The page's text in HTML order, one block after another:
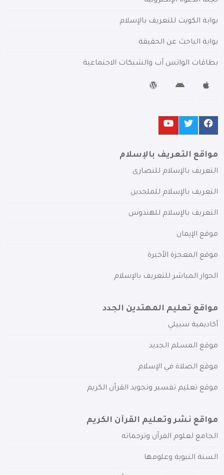
بوابة الكويت للتعريف بالإسلام
بوابة الباحث عن الحقيقة
بطاقات الواتس آب والشبكات الاجتماعية
مواقع التعريف بالإسلام
التعريف بالإسلام للنصارى
التعريف بالإسلام للملحدين
التعريف بالإسلام للهندوس
موقع الإيمان
موقع المعجزة الأخيرة
الحوار المباشر للتعريف بالإسلام
مواقع تعليم المهتدين الجدد
أكاديمية سبيلي
موقع المسلم الجديد
موقع الصلاة في الإسلام
موقع تعليم تفسير وتجويد القرآن الكريم
مواقع نشر وتعليم القرآن الكريم
الجامع لعلوم القرآن وترجماته
السنة النبوية وعلومها